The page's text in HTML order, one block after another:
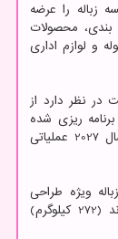
زباله را عرضه
محصولات
و لوازم اداری
نظر دارد از
ریزی شده
خود به نام استارلب (Starlab) که مقرر است در سال 2027 عملیاتی
ویژه طراحی
شده" انجام شد که دارای حداکثر ظرفیت 600 پوند (272 کیلوگرم)